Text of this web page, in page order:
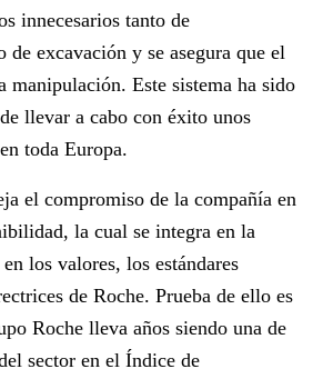
innecesarios tanto de
de excavación y se asegura que el
manipulación. Este sistema ha sido
llevar a cabo con éxito unos
toda Europa.
el compromiso de la compañía en
la cual se integra en la
los valores, los estándares
de Roche. Prueba de ello es
Roche lleva años siendo una de
sector en el Índice de